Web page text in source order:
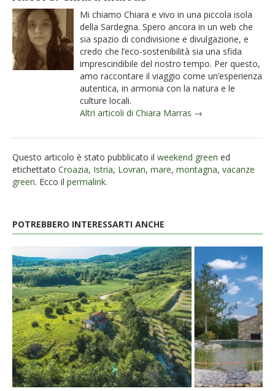
Mi chiamo Chiara e vivo in una piccola isola
della Sardegna. Spero ancora in un web che
sia spazio di condivisione e divulgazione, e
credo che l’eco-sostenibilità sia una sfida
imprescindibile del nostro tempo. Per questo,
amo raccontare il viaggio come un’esperienza
autentica, in armonia con la natura e le
culture locali.
Altri articoli di Chiara Marras →
Questo articolo è stato pubblicato il weekend green ed
etichettato Croazia, Istria, Lovran, mare, montagna, vacanze
green. Ecco il permalink.
POTREBBERO INTERESSARTI ANCHE